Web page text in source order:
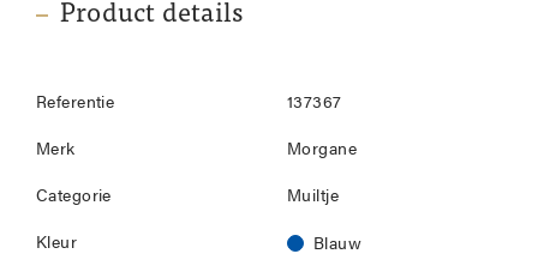
Product details
Referentie 137367
Merk Morgane
Categorie Muiltje
Kleur Blauw